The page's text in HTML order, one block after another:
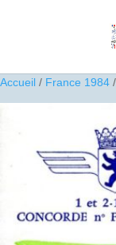
Accueil / France 1984